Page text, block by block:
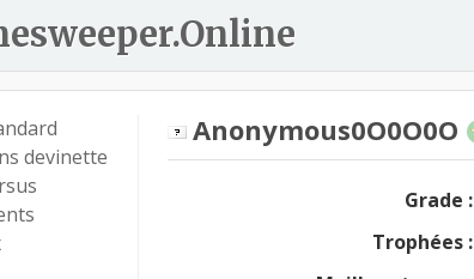
devinette
Anonymous0O0O0O
Grade :
Trophées :